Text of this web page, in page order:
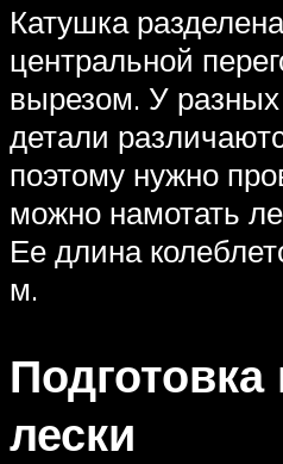
Катушка
центральной
вырезом. У
детали
поэтому нужно
можно намотать
Ее длина
м.
Подготовка
лески